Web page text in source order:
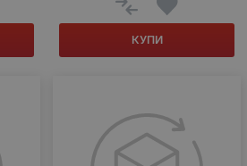
КУПИ